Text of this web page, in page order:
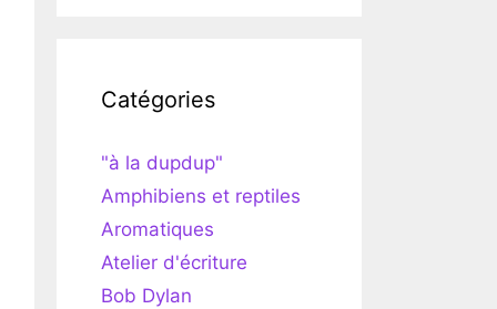
Catégories
"à la dupdup"
Amphibiens et reptiles
Aromatiques
Atelier d'écriture
Bob Dylan